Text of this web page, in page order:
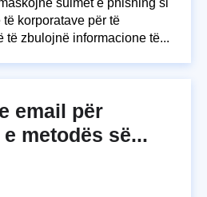
sulmet e phishing si
korporatave për të
të zbulojnë informacione të...
email për
metodës së...